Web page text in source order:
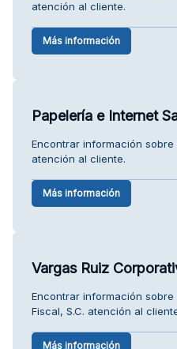
atención al cliente.
Más información
Papelería e Internet
Encontrar información sobre
atención al cliente.
Más información
Vargas Ruiz
Encontrar información sobre
Fiscal, S.C. atención al
Más información